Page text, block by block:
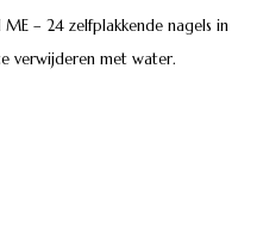
– 24 zelfplakkende nagels in
verwijderen met water.